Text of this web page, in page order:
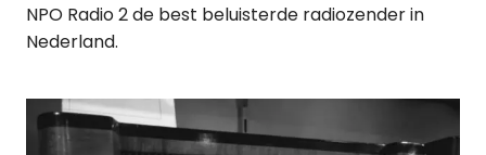
NPO Radio 2 de best beluisterde radiozender in
Nederland.